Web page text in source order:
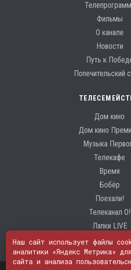
Фильмы
О канале
Новости
Путь к
Попечительский
Дом кино
Дом кино
Музыка
Телекафе
Время
Бобёр
Поехали!
Телеканал О!
Лапки LIVE
Наш сайт использует файлы
аналитики «Яндекс Метрика»
сайта и анализа